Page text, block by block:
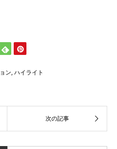
ン,ハイライト